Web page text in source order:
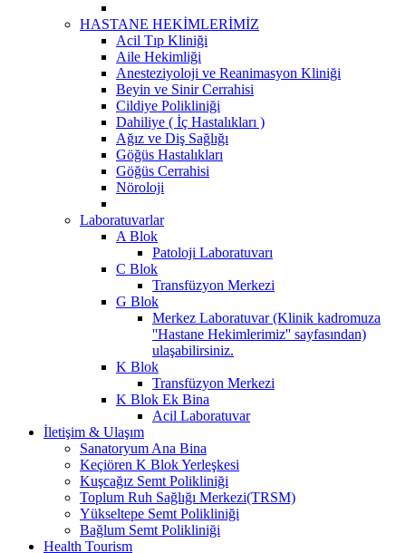
HASTANE HEKİMLERİMİZ
Acil Tıp Kliniği
Aile Hekimliği
Anesteziyoloji ve Reanimasyon Kliniği
Beyin ve Sinir Cerrahisi
Cildiye Polikliniği
Dahiliye ( İç Hastalıkları )
Ağız ve Diş Sağlığı
Göğüs Hastalıkları
Göğüs Cerrahisi
Nöroloji
Laboratuvarlar
A Blok
Patoloji Laboratuvarı
C Blok
Transfüzyon Merkezi
G Blok
Merkez Laboratuvar (Klinik kadromuza
''Hastane Hekimlerimiz'' sayfasından)
ulaşabilirsiniz.
K Blok
Transfüzyon Merkezi
K Blok Ek Bina
Acil Laboratuvar
İletişim & Ulaşım
Sanatoryum Ana Bina
Keçiören K Blok Yerleşkesi
Kuşcağız Semt Polikliniği
Toplum Ruh Sağlığı Merkezi(TRSM)
Yükseltepe Semt Polikliniği
Bağlum Semt Polikliniği
Health Tourism